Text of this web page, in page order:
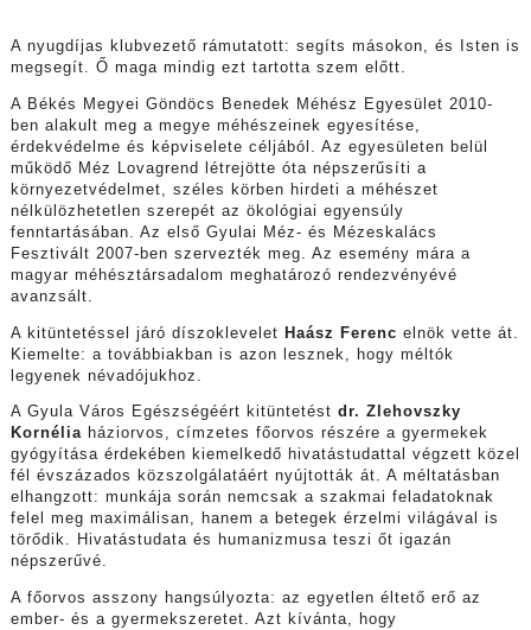
A nyugdíjas klubvezető rámutatott: segíts másokon, és Isten is
megsegít. Ő maga mindig ezt tartotta szem előtt.
A Békés Megyei Göndöcs Benedek Méhész Egyesület 2010-
ben alakult meg a megye méhészeinek egyesítése,
érdekvédelme és képviselete céljából. Az egyesületen belül
működő Méz Lovagrend létrejötte óta népszerűsíti a
környezetvédelmet, széles körben hirdeti a méhészet
nélkülözhetetlen szerepét az ökológiai egyensúly
fenntartásában. Az első Gyulai Méz- és Mézeskalács
Fesztivált 2007-ben szervezték meg. Az esemény mára a
magyar méhésztársadalom meghatározó rendezvényévé
avanzsált.
A kitüntetéssel járó díszoklevelet Haász Ferenc elnök vette át.
Kiemelte: a továbbiakban is azon lesznek, hogy méltók
legyenek névadójukhoz.
A Gyula Város Egészségéért kitüntetést dr. Zlehovszky
Kornélia háziorvos, címzetes főorvos részére a gyermekek
gyógyítása érdekében kiemelkedő hivatástudattal végzett közel
fél évszázados közszolgálatáért nyújtották át. A méltatásban
elhangzott: munkája során nemcsak a szakmai feladatoknak
felel meg maximálisan, hanem a betegek érzelmi világával is
törődik. Hivatástudata és humanizmusa teszi őt igazán
népszerűvé.
A főorvos asszony hangsúlyozta: az egyetlen éltető erő az
ember- és a gyermekszeretet. Azt kívánta, hogy